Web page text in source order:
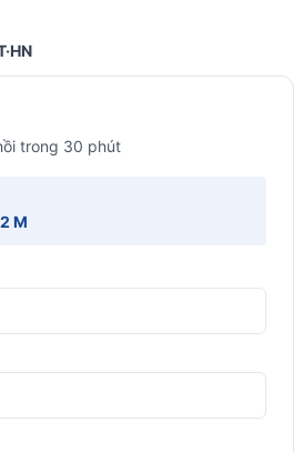
trong 30 phút
M